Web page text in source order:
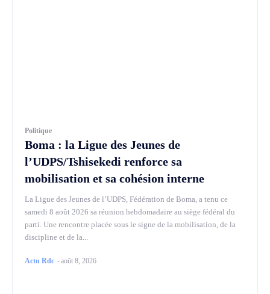
Politique
Boma : la Ligue des Jeunes de
l’UDPS/Tshisekedi renforce sa
mobilisation et sa cohésion interne
La Ligue des Jeunes de l’UDPS, Fédération de Boma, a tenu ce
samedi 8 août 2026 sa réunion hebdomadaire au siège fédéral du
parti. Une rencontre placée sous le signe de la mobilisation, de la
discipline et de la...
Actu Rdc -août 8, 2026